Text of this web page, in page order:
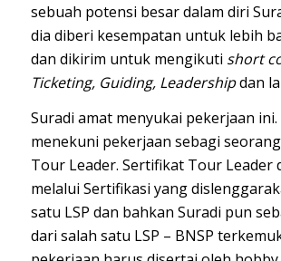
sebuah potensi besar dalam diri
dia diberi kesempatan untuk lebih
dan dikirim untuk mengikuti short
Ticketing, Guiding, Leadershipdan
Suradi amat menyukai pekerjaan ini.
menekuni pekerjaan sebagi
Tour Leader. Sertifikat Tour Leader
melalui Sertifikasi yang
satu LSP dan bahkan Suradi pun
dari salah satu LSP – BNSP